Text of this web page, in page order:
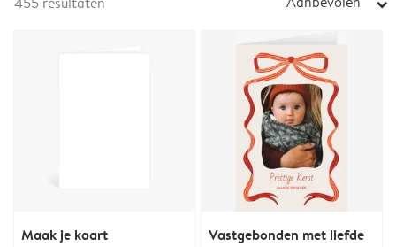
arrow_right
Maak je kaart Vastgebonden met liefde